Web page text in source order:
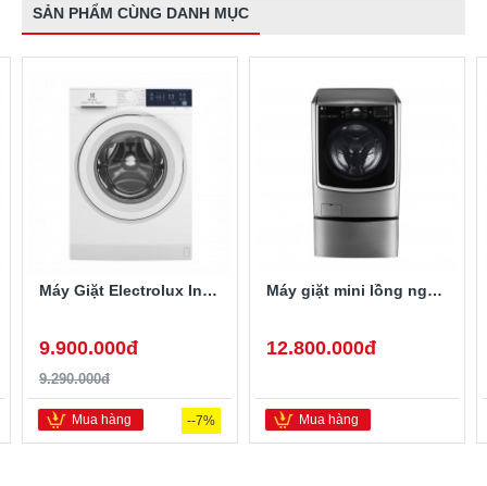
SẢN PHẨM CÙNG DANH MỤC
Máy Giặt Electrolux Inverter 10 Kg EWF1024D3WB
9.900.000đ
9.290.000đ
--7%
Mua hàng
Máy giặt mini lồng ngang Twinwash LG T2735NWLV 3.5Kg
12.800.000đ
Mua hàng